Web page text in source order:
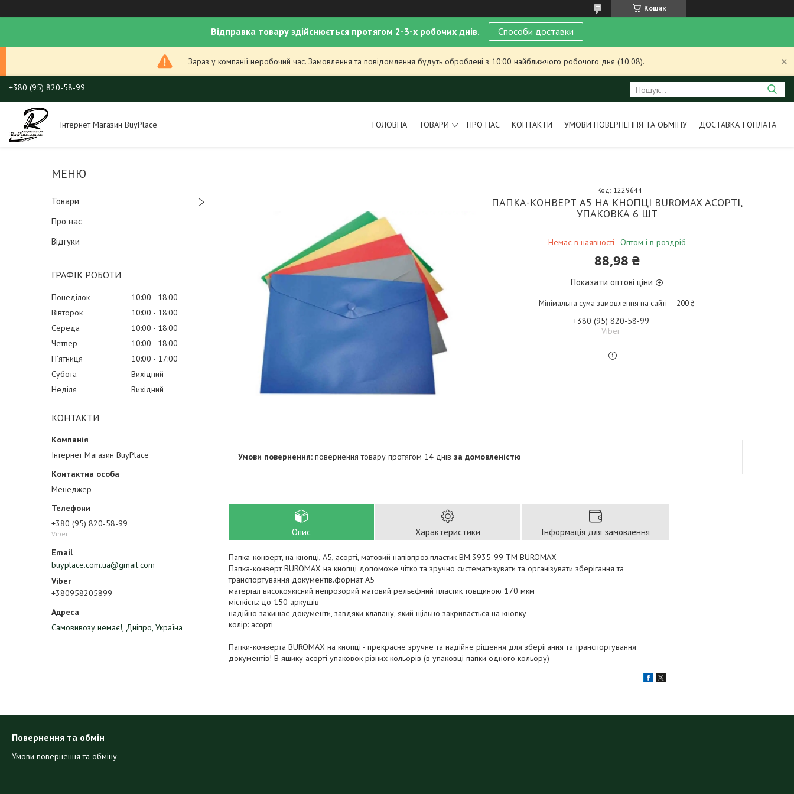
Кошик
Відправка товару здійснюється протягом 2-3-х робочих днів. Способи доставки
Зараз у компанії неробочий час. Замовлення та повідомлення будуть оброблені з 10:00 найближчого робочого дня (10.08).
+380 (95) 820-58-99
Інтернет Магазин BuyPlace ГОЛОВНА ТОВАРИ ПРО НАС КОНТАКТИ УМОВИ ПОВЕРНЕННЯ ТА ОБМІНУ ДОСТАВКА І ОПЛАТА
Товари
Про нас
Відгуки
ГРАФІК РОБОТИ
Понеділок 10:00
18:00
Вівторок
10:00
18:00
Середа
10:00
18:00
Четвер
10:00
18:00
Пʼятниця
10:00
17:00
Субота
Вихідний
Неділя
Вихідний
КОНТАКТИ
Інтернет Магазин BuyPlace
Менеджер
+380 (95) 820-58-99
Viber
buyplace.com.ua@gmail.com
+380958205899
Самовивозу немає!, Дніпро, Україна
ПАПКА-КОНВЕРТ А5 НА КНОПЦІ BUROMAX АСОРТІ,
УПАКОВКА 6 ШТ
Немає в наявності Оптом і в роздріб
Код: 1229644
88,98 ₴
Показати оптові ціни
Мінімальна сума замовлення на сайті — 200 ₴
+380 (95) 820-58-99
Viber
повернення товару протягом 14 днів за домовленістю
Опис Характеристики Інформація для замовлення
Папка-конверт, на кнопці, А5, асорті, матовий напівпроз.пластик BM.3935-99 ТМ BUROMAX
Папка-конверт BUROMAX на кнопці допоможе чітко та зручно систематизувати та організувати зберігання та
транспортування документів.формат А5
матеріал високоякісний непрозорий матовий рельєфний пластик товщиною 170 мкм
місткість: до 150 аркушів
надійно захищає документи, завдяки клапану, який щільно закривається на кнопку
колір: асорті
Папки-конверта BUROMAX на кнопці - прекрасне зручне та надійне рішення для зберігання та транспортування
документів! В ящику асорті упаковок різних кольорів (в упаковці папки одного кольору)
Повернення та обмін
Умови повернення та обміну